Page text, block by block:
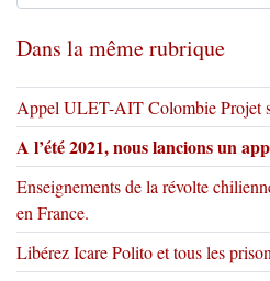
Dans la même rubrique
Appel ULET-AIT Colombie Projet
A l’été 2021, nous lancions un
Enseignements de la révolte
en France.
Libérez Icare Polito et tous les